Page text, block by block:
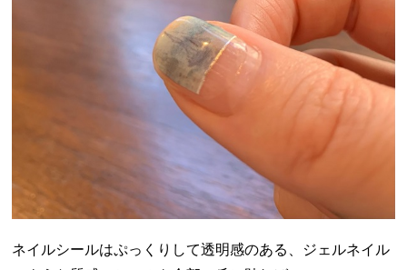
ネイルシールはぷっくりして透明感のある、ジェルネイル